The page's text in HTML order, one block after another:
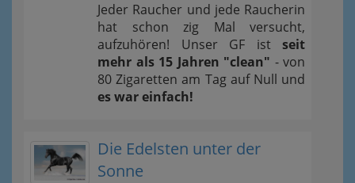
Jeder Raucher und jede Raucherin
hat schon zig Mal versucht,
aufzuhören! Unser GF ist seit
mehr als 15 Jahren "clean" - von
80 Zigaretten am Tag auf Null und
es war einfach!
Die Edelsten unter der
Sonne